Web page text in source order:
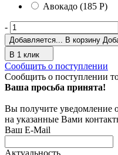
Авокадо (185 Р)
-
Добавляется... В корзину
В 1 клик
Сообщить о поступлении
Сообщить о поступлении
Ваша просьба принята!
Вы получите уведомление
на указанные Вами
Ваш E-Mail
Актуальность